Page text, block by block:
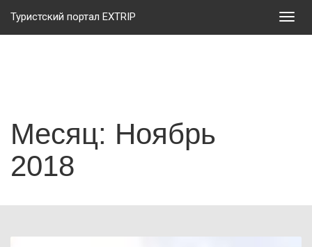
Туристский портал EXTRIP
Месяц: Ноябрь
2018